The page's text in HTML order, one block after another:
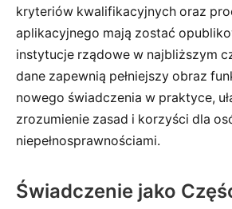
kryteriów kwalifikacyjnych oraz
aplikacyjnego mają zostać
instytucje rządowe w najbliższym
dane zapewnią pełniejszy obraz
nowego świadczenia w praktyce,
zrozumienie zasad i korzyści dla
niepełnosprawnościami.
Świadczenie jako